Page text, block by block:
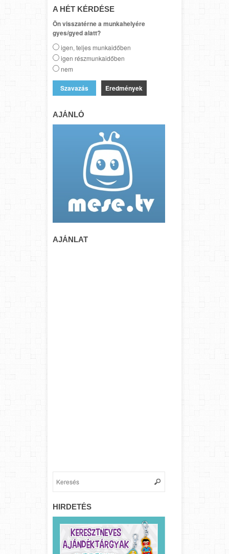
A HÉT KÉRDÉSE
Ön visszatérne a munkahelyére
gyes/gyed alatt?
igen, teljes munkaidőben
igen részmunkaidőben
nem
Eredmények
AJÁNLÓ
AJÁNLAT
HIRDETÉS